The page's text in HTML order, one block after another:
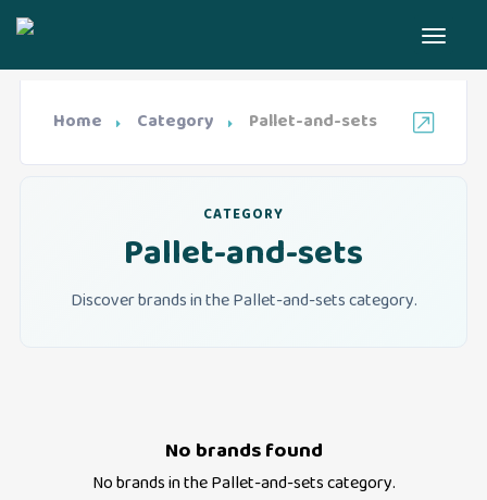
Home Category Pallet-and-sets
CATEGORY
Pallet-and-sets
Discover brands in the Pallet-and-sets category.
No brands found
No brands in thePallet-and-setscategory.